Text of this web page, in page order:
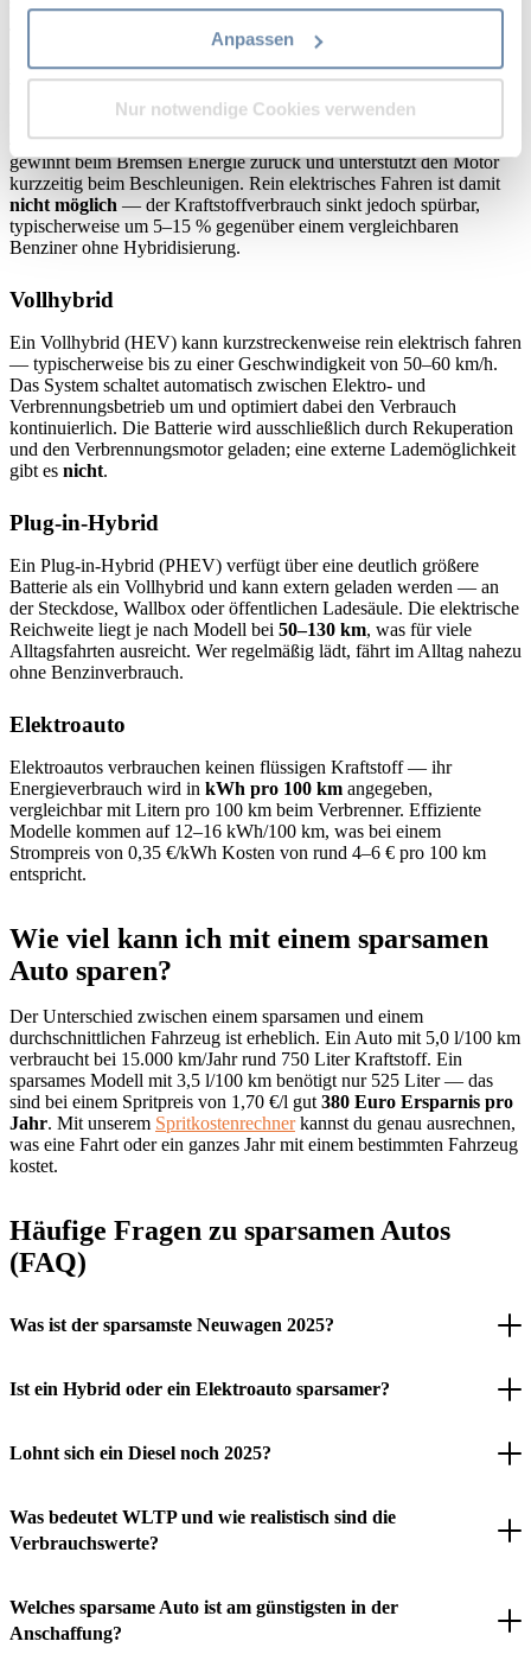
Ihr Gerät durch aktives Scannen nach
bestimmten Merkmalen (Fingerprinting) identifizieren
Erfahren Sie mehr darüber, wie Ihre persönlichen Daten
verarbeitet werden, und legen Sie Ihre Präferenzen im
Abschnitt Einzelheitenfest.
Wir verwenden Cookies, um Ihnen den bestmöglichen
Service zu bieten! Sie werden genutzt um Inhalte und
Anzeigen zu personalisieren, Funktionen für soziale
Medien anbieten zu können und die Zugriffe auf unsere
Website zu analysieren. Außerdem geben wir
Informationen zu Ihrer Verwendung unserer Website an
unsere Partner für soziale Medien, Werbung und
Analysen weiter. Unsere Partner führen diese
zusammen, die Sie ihnen bereitgestellt haben oder die
haben.
Anpassen
Nur notwendige Cookies verwenden
Mildhybrid
Ein Mildhybrid (MHEV) ergänzt den Verbrenner durch ein kleines
48-Volt-Bordnetz mit einem Riemen-Starter-Generator. Dieser
gewinnt beim Bremsen Energie zurück und unterstützt den Motor
kurzzeitig beim Beschleunigen. Rein elektrisches Fahren ist damit
nicht möglich — der Kraftstoffverbrauch sinkt jedoch spürbar,
typischerweise um 5–15 % gegenüber einem vergleichbaren
Benziner ohne Hybridisierung.
Vollhybrid
Ein Vollhybrid (HEV) kann kurzstreckenweise rein elektrisch fahren
— typischerweise bis zu einer Geschwindigkeit von 50–60 km/h.
Das System schaltet automatisch zwischen Elektro- und
Verbrennungsbetrieb um und optimiert dabei den Verbrauch
kontinuierlich. Die Batterie wird ausschließlich durch Rekuperation
und den Verbrennungsmotor geladen; eine externe Lademöglichkeit
gibt es nicht.
Plug-in-Hybrid
Ein Plug-in-Hybrid (PHEV) verfügt über eine deutlich größere
Batterie als ein Vollhybrid und kann extern geladen werden — an
der Steckdose, Wallbox oder öffentlichen Ladesäule. Die elektrische
Reichweite liegt je nach Modell bei 50–130 km, was für viele
Alltagsfahrten ausreicht. Wer regelmäßig lädt, fährt im Alltag nahezu
ohne Benzinverbrauch.
Elektroauto
Elektroautos verbrauchen keinen flüssigen Kraftstoff — ihr
Energieverbrauch wird in kWh pro 100 km angegeben,
vergleichbar mit Litern pro 100 km beim Verbrenner. Effiziente
Modelle kommen auf 12–16 kWh/100 km, was bei einem
Strompreis von 0,35 €/kWh Kosten von rund 4–6 € pro 100 km
entspricht.
Wie viel kann ich mit einem sparsamen
Auto sparen?
Der Unterschied zwischen einem sparsamen und einem
durchschnittlichen Fahrzeug ist erheblich. Ein Auto mit 5,0 l/100 km
verbraucht bei 15.000 km/Jahr rund 750 Liter Kraftstoff. Ein
sparsames Modell mit 3,5 l/100 km benötigt nur 525 Liter — das
sind bei einem Spritpreis von 1,70 €/l gut 380 Euro Ersparnis pro
Jahr. Mit unserem Spritkostenrechnerkannst du genau ausrechnen,
was eine Fahrt oder ein ganzes Jahr mit einem bestimmten Fahrzeug
kostet.
Häufige Fragen zu sparsamen Autos
(FAQ)
Was ist der sparsamste Neuwagen 2025?
Ist ein Hybrid oder ein Elektroauto sparsamer?
Lohnt sich ein Diesel noch 2025?
Was bedeutet WLTP und wie realistisch sind die
Verbrauchswerte?
Welches sparsame Auto ist am günstigsten in der
Anschaffung?